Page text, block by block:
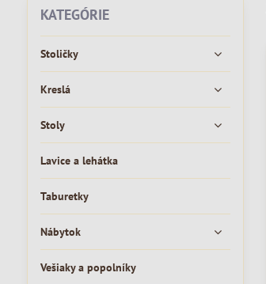
KATEGÓRIE
Stoličky
Kreslá
Stoly
Lavice a lehátka
Taburetky
Nábytok
Vešiaky a popolníky